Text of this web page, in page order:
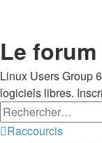
Le
Linux Users Group
logiciels libres.
Raccourcis